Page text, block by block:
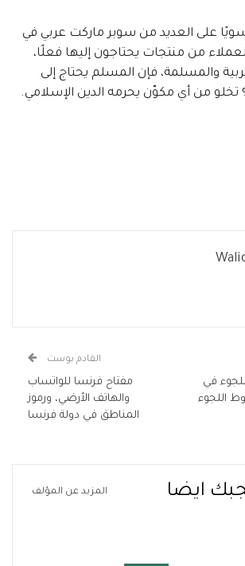
سويًا على العديد من سوبر ماركت عربي في
من منتجات يحتاجون إليها فعلًا،
والمسلمة، فإن المسلم يحتاج إلى
في
اللجوء
القادم بوست
مفتاح فرنسا للواتساب
والهاتف الأرضي، ورموز
المناطق في دولة فرنسا
ايضا المزيد عن المؤلف